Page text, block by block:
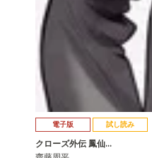
電子版 試し読み
クローズ外伝 鳳仙…